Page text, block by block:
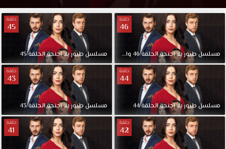
41
مترجمة
قصة
عشق
HD
موقع
عشق
HD.
حول
معاناة
نفيسة
واطفالها
الفقر
زواجها
حلقة
46
مسلسل طيوربلااجنحةالحلقة46 والاخيرة
حلقة
45
مسلسل طيوربلااجنحةالحلقة45
حلقة
44
مسلسل طيوربلااجنحةالحلقة44
حلقة
43
مسلسل طيوربلااجنحةالحلقة43
حلقة
42
حلقة
41